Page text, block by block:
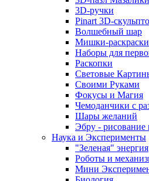
3D-ручки
Pinart 3D-
Волшебный шар
Мишки-раскраски
Наборы для
Раскопки
Световые
Своими Руками
Фокусы и Магия
Чемоданчики с
Шары желаний
Эбру - рисование
Наука и Эксперименты
"Зеленая" энергия
Роботы и
Мини